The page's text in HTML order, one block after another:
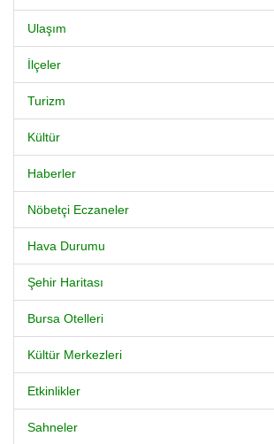
Ulaşım
İlçeler
Turizm
Kültür
Haberler
Nöbetçi Eczaneler
Hava Durumu
Şehir Haritası
Bursa Otelleri
Kültür Merkezleri
Etkinlikler
Sahneler